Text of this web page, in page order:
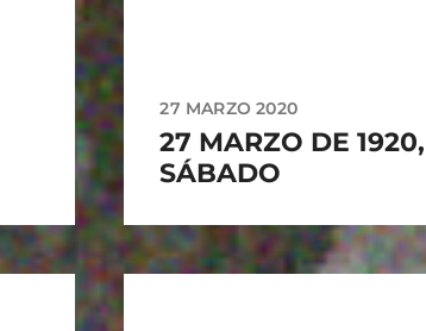
27 MARZO 2020
27 MARZO DE 1920,
SÁBADO